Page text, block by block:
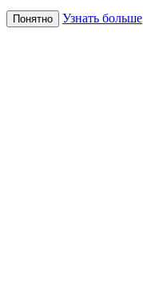
Понятно Узнать больше